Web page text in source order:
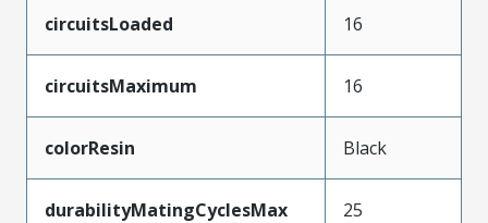
circuitsLoaded 16
circuitsMaximum 16
colorResin Black
durabilityMatingCyclesMax 25